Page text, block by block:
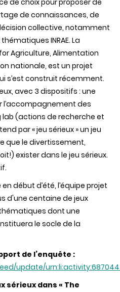
sur
les
portée
par
l’UMR
Territoires
de choix pour proposer de
de connaissances, de
collective, notamment
INRAE. La
Agriculture, Alimentation
nationale, est un projet
s’est construit récemment.
avec 3 dispositifs : une
l’accompagnement des
(actions de recherche et
par « jeu sérieux » un jeu
que le divertissement,
exister dans le jeu sérieux.
début d’été, l’équipe projet
d'une centaine de jeux
dont une
le socle de la
de l’enquête :
update/
sérieux dans « The